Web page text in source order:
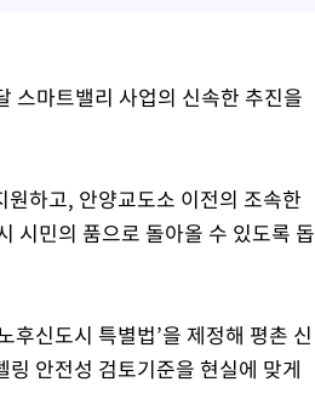
스마트밸리 사업의 신속한 추진을
하고, 안양교도소 이전의 조속한
시민의 품으로 돌아올 수 있도록 돕
후신도시 특별법’을 제정해 평촌 신
안전성 검토기준을 현실에 맞게